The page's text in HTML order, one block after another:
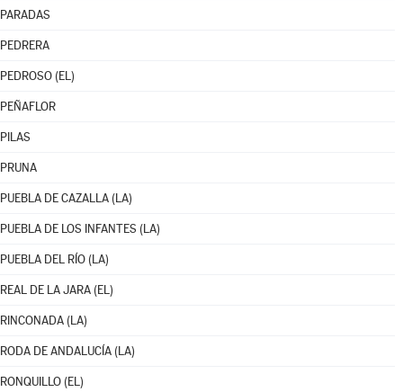
PARADAS
PEDRERA
PEDROSO (EL)
PEÑAFLOR
PILAS
PRUNA
PUEBLA DE CAZALLA (LA)
PUEBLA DE LOS INFANTES (LA)
PUEBLA DEL RÍO (LA)
REAL DE LA JARA (EL)
RINCONADA (LA)
RODA DE ANDALUCÍA (LA)
RONQUILLO (EL)